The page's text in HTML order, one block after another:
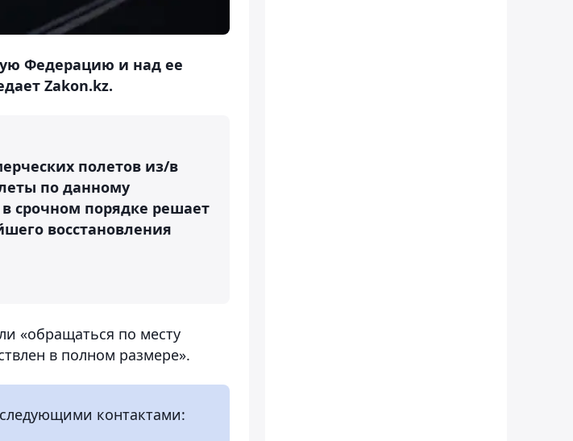
Федерацию и над ее
Zakon.kz.
полетов из/в
по данному
срочном порядке решает
восстановления
«обращаться по месту
в полном размере».
контактами: